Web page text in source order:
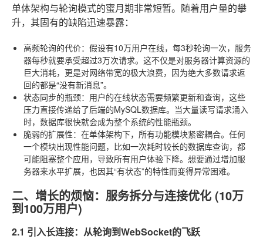
单体架构与轮询模式的蜜月期非常短暂。随着用户量的攀
升，其固有的缺陷迅速暴露：
高频轮询的代价：假设有10万用户在线，每3秒轮询一次，服务
器每秒就要承受超过3万次请求。这不仅是对服务器计算资源的
巨大消耗，更是对网络带宽的极大浪费，因为绝大多数请求返
回的都是“没有新消息”。
状态同步的瓶颈：用户的在线状态需要频繁更新和查询，这些
压力直接传递给了后端的MySQL数据库。当大量读写请求涌入
时，数据库很快就会成为整个系统的性能瓶颈。
脆弱的扩展性：在单体架构下，所有功能模块紧密耦合。任何
一个模块出现性能问题，比如一次耗时较长的数据库查询，都
可能阻塞整个应用，导致所有用户体验下降。想要通过增加服
务器来水平扩展，也因其“有状态”的特性而变得异常困难。
二、增长的烦恼：服务拆分与连接优化 (10万
到100万用户)
2.1 引入长连接：从轮询到WebSocket的飞跃